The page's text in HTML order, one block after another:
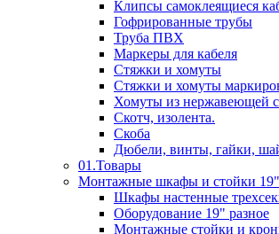
Клипсы самоклеящиеся
Гофрированные трубы
Труба ПВХ
Маркеры для кабеля
Стяжки и хомуты
Стяжки и хомуты
Хомуты из нержавеющей
Скотч, изолента.
Скоба
Дюбели, винты, гайки,
01.Товары
Монтажные шкафы и стойки 19"
Шкафы настенные
Оборудование 19" разное
Монтажные стойки и